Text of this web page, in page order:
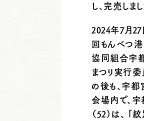
し、完売しまし
2024年7月27
回もんべつ港
協同組合宇
まつり実行
の後も、宇都
会場内で、
（52）は、